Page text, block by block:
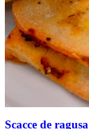
Scacce de ragusa